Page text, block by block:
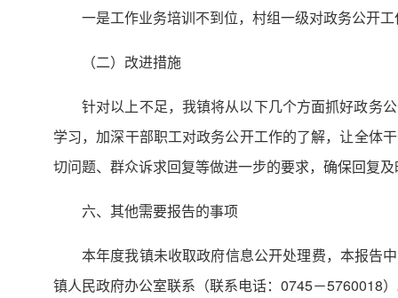
一是工作业务培训不到位，村组一级对政务公开
（二）改进措施
针对以上不足，我镇将从以下几个方面抓好政务
学习，加深干部职工对政务公开工作的了解，让全体
切问题、群众诉求回复等做进一步的要求，确保回复
六、其他需要报告的事项
本年度我镇未收取政府信息公开处理费，本报告
镇人民政府办公室联系（联系电话：0745－5760018